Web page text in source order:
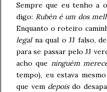
Sempre que eu tenho a
digo: Rubén é um dos
Enquanto o roteiro
legalna qual o JJ falso,
para se passar pelo JJ
acho que ninguém
tempo), eu estava
que vem depoisdo